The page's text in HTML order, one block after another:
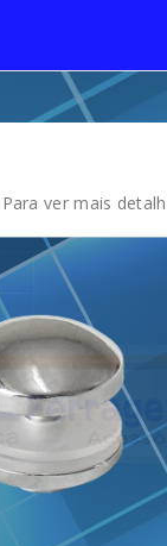
ver mais